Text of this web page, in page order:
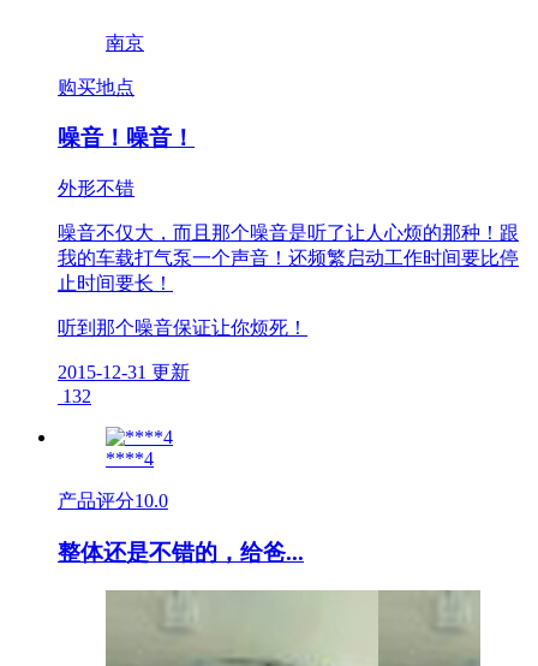
南京
购买地点
噪音！噪音！
外形不错
噪音不仅大，而且那个噪音是听了让人心烦的那种！跟
我的车载打气泵一个声音！还频繁启动工作时间要比停
止时间要长！
听到那个噪音保证让你烦死！
2015-12-31 更新
132
****4
产品评分10.0
整体还是不错的，给爸...